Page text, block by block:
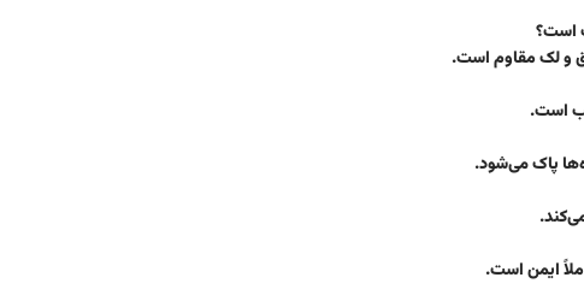
و لک مقاوم است.
است.
پاک می‌شود.
ایمن است.